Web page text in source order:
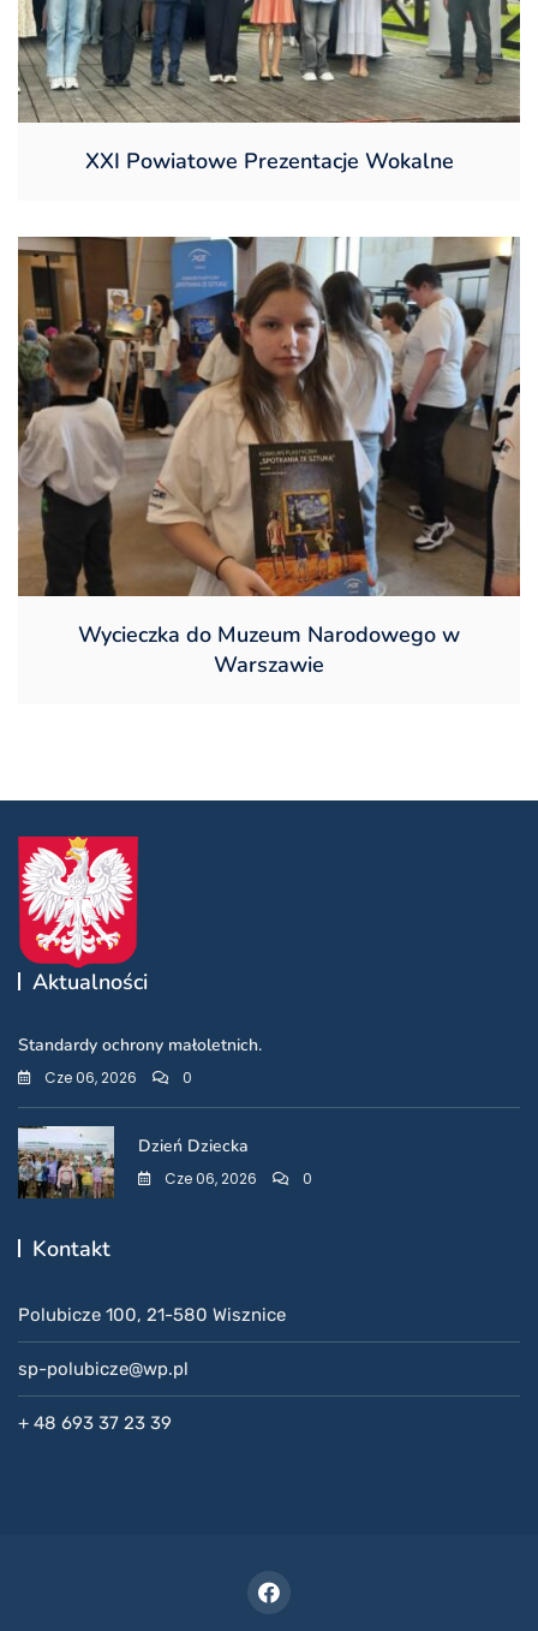
XXI Powiatowe Prezentacje Wokalne
Wycieczka do Muzeum Narodowego w
Warszawie
Aktualności
Standardy ochrony małoletnich.
Cze 06, 2026 0
Dzień Dziecka
Cze 06, 2026 0
Kontakt
Polubicze 100, 21-580 Wisznice
sp-polubicze@wp.pl
+ 48 693 37 23 39